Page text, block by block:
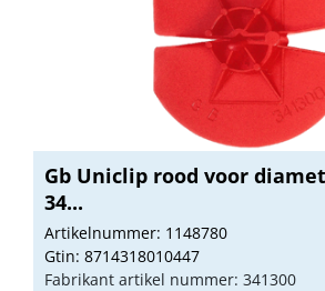
Gb Uniclip rood voor
34...
Artikelnummer: 1148780
Gtin: 8714318010447
Fabrikant artikel nummer: 341300